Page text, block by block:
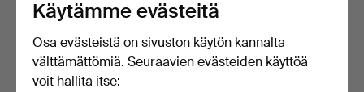
CHRISTO & JEANNE
CLAUDE. SATEENVARJOT.
541.DARÍO VILLALBA.
Käytämme evästeitä
Osa evästeistä on sivuston käytön kannalta
välttämättömiä. Seuraavien evästeiden käyttöä
voit hallita itse: